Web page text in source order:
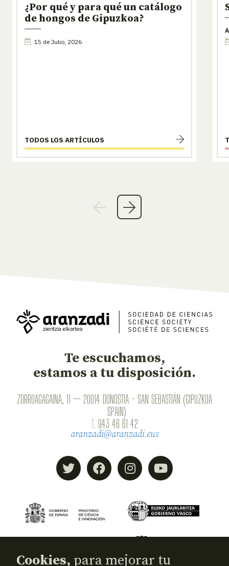
¿Por qué y para qué un catálogo
de hongos de Gipuzkoa?
15 de Julio, 2026
TODOS LOS ARTÍCULOS
Te escuchamos,
estamos a tu disposición.
ZORROAGAGAINA, 11 — 20014 DONOSTIA - SAN SEBASTIÁN (GIPUZKOA
· SPAIN)
T. 943 46 61 42
aranzadi@aranzadi.eus
Cookies, para mejorar tu